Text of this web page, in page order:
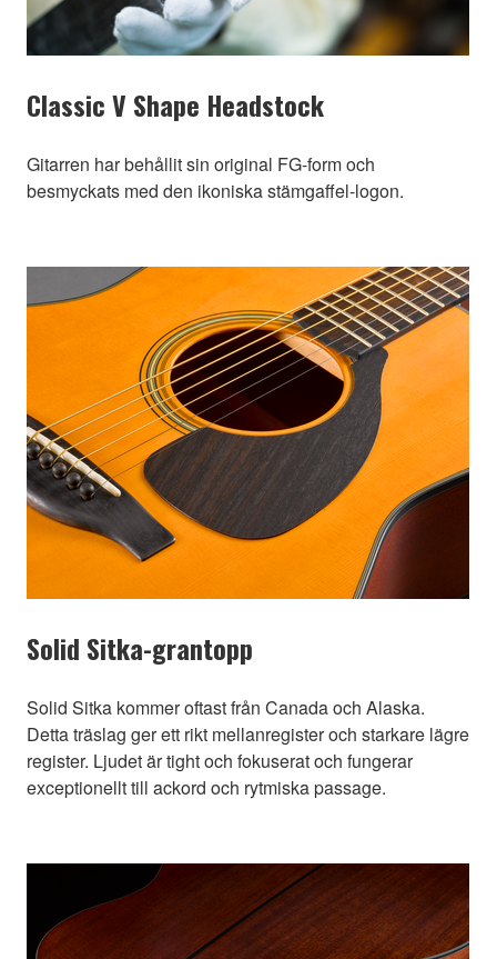
Classic V Shape Headstock
Gitarren har behållit sin original FG-form och
besmyckats med den ikoniska stämgaffel-logon.
Solid Sitka-grantopp
Solid Sitka kommer oftast från Canada och Alaska.
Detta träslag ger ett rikt mellanregister och starkare lägre
register. Ljudet är tight och fokuserat och fungerar
exceptionellt till ackord och rytmiska passage.